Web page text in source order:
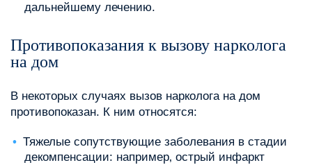
дальнейшему лечению.
Противопоказания к вызову нарколога
на дом
В некоторых случаях вызов нарколога на дом
противопоказан. К ним относятся:
Тяжелые сопутствующие заболевания в стадии
декомпенсации: например‚ острый инфаркт